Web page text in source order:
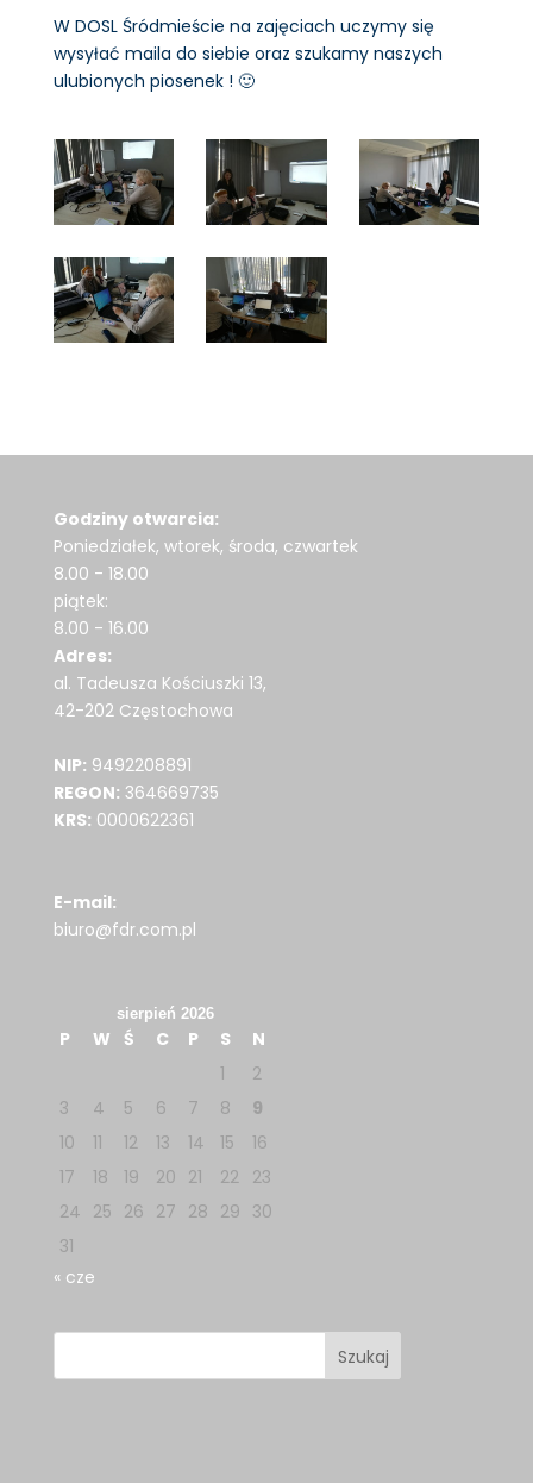
W DOSL Śródmieście na zajęciach uczymy się
wysyłać maila do siebie oraz szukamy naszych
ulubionych piosenek ! 🙂
Godziny otwarcia:
Poniedziałek, wtorek, środa, czwartek
8.00 - 18.00
piątek:
8.00 - 16.00
Adres:
al. Tadeusza Kościuszki 13,
42-202 Częstochowa
NIP: 9492208891
REGON: 364669735
KRS: 0000622361
E-mail:
biuro@fdr.com.pl
sierpień 2026
P W Ś C P S
N
1
2
3
4 5 6 7 8
9
10
11 12 13 14 15
16
17
18 19 20 21 22
23
24 25 26 27 28 29 30
31
« cze